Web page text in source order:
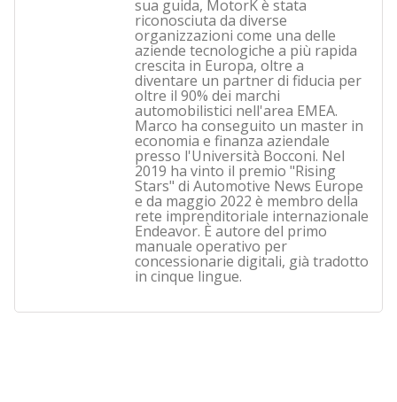
sua guida, MotorK è stata
riconosciuta da diverse
organizzazioni come una delle
aziende tecnologiche a più rapida
crescita in Europa, oltre a
diventare un partner di fiducia per
oltre il 90% dei marchi
automobilistici nell'area EMEA.
Marco ha conseguito un master in
economia e finanza aziendale
presso l'Università Bocconi. Nel
2019 ha vinto il premio "Rising
Stars" di Automotive News Europe
e da maggio 2022 è membro della
rete imprenditoriale internazionale
Endeavor. È autore del primo
manuale operativo per
concessionarie digitali, già tradotto
in cinque lingue.